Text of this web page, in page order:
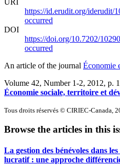
https://id.erudit.org/iderudit/
occurred
DOI
https://doi.org/10.7202/
occurred
An article of the journal Économie
Volume 42, Number 1-2, 2012, p.
Économie sociale, territoire et
Tous droits réservés © CIRIEC-Canada,
Browse the articles in this
La gestion des bénévoles dans
lucratif : une approche